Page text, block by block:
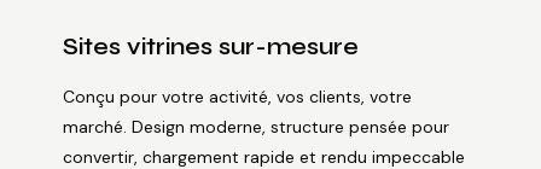
Sites vitrines sur-mesure
Conçu pour votre activité, vos clients, votre
marché. Design moderne, structure pensée pour
convertir, chargement rapide et rendu impeccable